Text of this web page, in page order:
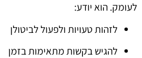
לעומק. הוא יודע:
לזהות טעויות ולפעול לביטולן
להגיש בקשות מתאימות בזמן